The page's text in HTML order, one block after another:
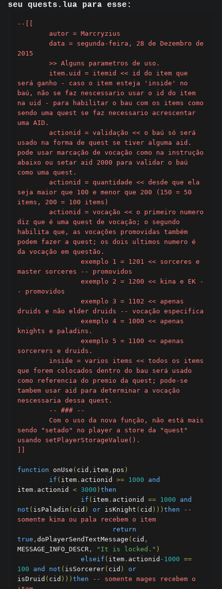
seu quests.lua para esse:
--[[
2015
será ganho - caso o item esteja 'inside' no
baú, não se faz nescessario usar o id do item
na uid - para habilitar o bau com os items como
sendo uma quest se faz necessario acrescentar
uma AID.
usado na forma de quest se tiver alguma aid.
pode usar marcação de vocação como na instrução
abaixo ou setar aid 2000 para validar o baú
como uma quest.
seja maior que 100 e menor que 200 (150 = 50
items, 200 = 100 items)
diz que é uma quest de vocação; o segundo
habilita que, as vocações promovidas também
podem fazer a quest; os dois ultimos numero é
da vocação em questão.
master sorceres -- promovidos
- promovidos
druids e não elder druids -- vocação especifica
knights e paladins.
sorcerers e druids.
que forem colocados dentro do bau será usado
como referencia do premio da quest; pode-se
tambem usar aid para determinar a vocação
nescessaria dessa quest.
sendo "setado" no player a store da "quest"
usando setPlayerStorageValue().
function onUse ( cid , item , pos )
if ( item . actionid >= 1000
and
item . actionid < 3000 ) then
if ( item . actionid == 1000
and
not ( isPaladin ( cid ) or isKnight ( cid ))) then
--
somente kina ou pala recebem o item
return
true , doPlayerSendTextMessage ( cid ,
MESSAGE_INFO_DESCR , "It is locked." )
elseif ( item . actionid -1000 ==
100
and not ( isSorcerer( cid )
or
isDruid ( cid ))) then
-- somente mages recebem o